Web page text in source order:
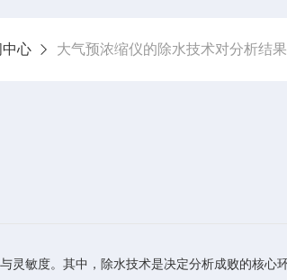
中心 大气预浓缩仪的除水技术对分析结
灵敏度。其中，除水技术是决定分析成败的核心